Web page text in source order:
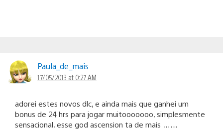
Paula_de_mais
17/05/2013 at 0:27 AM
adorei estes novos dlc, e ainda mais que ganhei um
bonus de 24 hrs para jogar muitooooooo, simplesmente
sensacional, esse god ascension ta de mais ……